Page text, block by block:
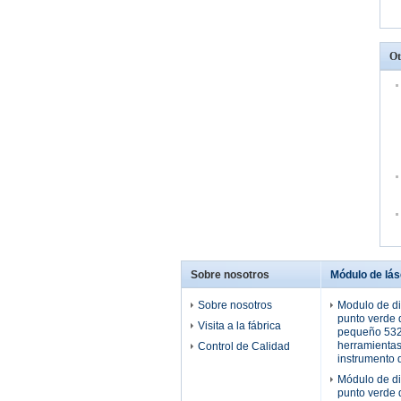
Sobre nosotros
Sobre nosotros
Visita a la fábrica
Control de Calidad
Módulo de
Modulo de
punto verde
pequeño
instrumento
Módulo de
punto verde